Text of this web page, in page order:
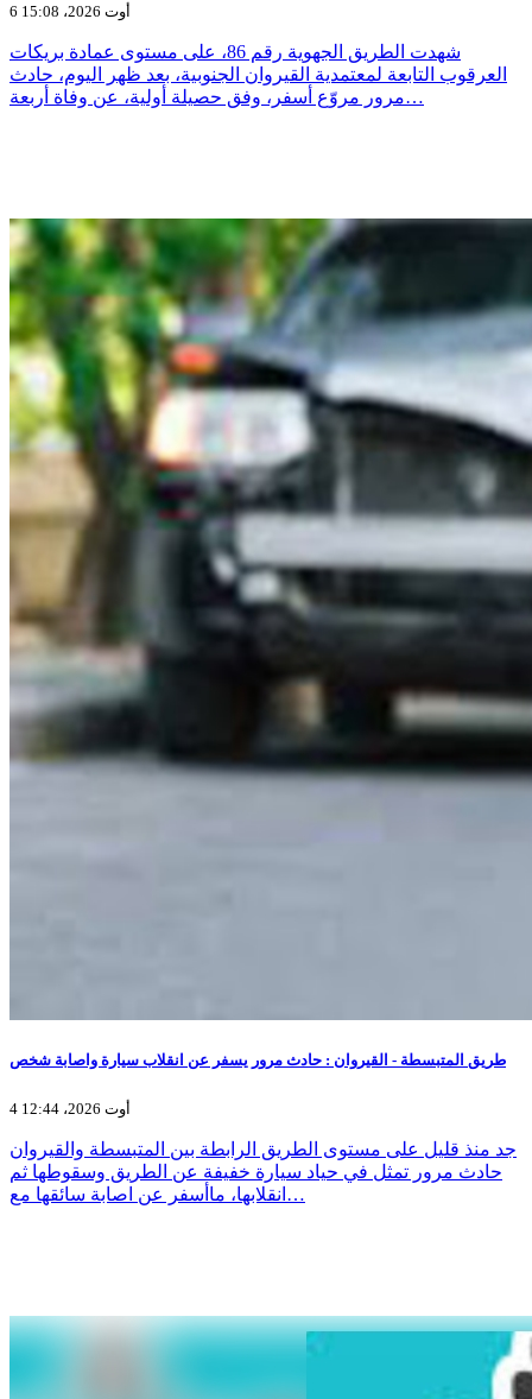
6 أوت 2026، 15:08
شهدت الطريق الجهوية رقم 86، على مستوى عمادة بريكات
العرقوب التابعة لمعتمدية القيروان الجنوبية، بعد ظهر اليوم، حادث
مرور مروّع أسفر، وفق حصيلة أولية، عن وفاة أربعة…
طريق المتبسطة - القيروان : حادث مرور يسفر عن انقلاب سيارة واصابة شخص
4 أوت 2026، 12:44
جد منذ قليل على مستوى الطريق الرابطة بين المتبسطة والقيروان
حادث مرور تمثل في حياد سيارة خفيفة عن الطريق وسقوطها ثم
انقلابها، ماأسفر عن اصابة سائقها مع…